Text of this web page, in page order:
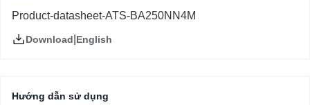
Product-datasheet-ATS-BA250NN4M
Download English
Hướng dẫn sử dụng